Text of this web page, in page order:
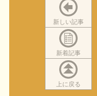
新しい記事
新着記事
上に戻る